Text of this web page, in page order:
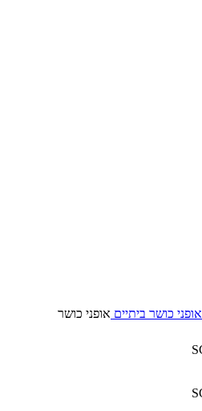
אופני כושר ביתיים אופני כושר